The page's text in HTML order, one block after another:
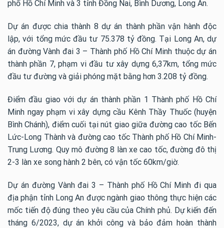
phố Hồ Chí Minh và 3 tỉnh Đồng Nai, Bình Dương, Long An.
Dự án được chia thành 8 dự án thành phần vận hành độc
lập, với tổng mức đầu tư 75.378 tỷ đồng. Tại Long An, dự
án đường Vành đai 3 – Thành phố Hồ Chí Minh thuộc dự án
thành phần 7, phạm vi đầu tư xây dựng 6,37km, tổng mức
đầu tư đường và giải phóng mặt bằng hơn 3.208 tỷ đồng.
Điểm đầu giao với dự án thành phần 1 Thành phố Hồ Chí
Minh ngay phạm vi xây dựng cầu Kênh Thầy Thuốc (huyện
Bình Chánh), điểm cuối tại nút giao giữa đường cao tốc Bến
Lức-Long Thành và đường cao tốc Thành phố Hồ Chí Minh-
Trung Lương. Quy mô đường 8 làn xe cao tốc, đường đô thị
2-3 làn xe song hành 2 bên, có vận tốc 60km/giờ.
Dự án đường Vành đai 3 – Thành phố Hồ Chí Minh đi qua
địa phận tỉnh Long An được ngành giao thông thực hiện các
mốc tiến độ đúng theo yêu cầu của Chính phủ. Dự kiến đến
tháng 6/2023, dự án khởi công và bảo đảm hoàn thành